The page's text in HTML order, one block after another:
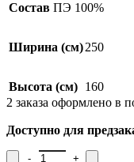
Состав ПЭ 100%
Ширина (см)250
Высота (см) 160
2 заказа оформлено в
Доступно для
Количество товара